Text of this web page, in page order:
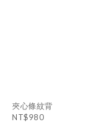
夾心條紋背
NT$980